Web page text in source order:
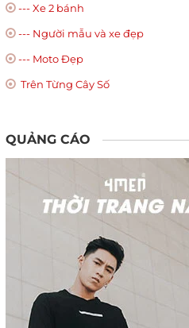
--- Xe 2 bánh
--- Người mẫu và xe đẹp
--- Moto Đẹp
Trên Từng Cây Số
QUẢNG CÁO